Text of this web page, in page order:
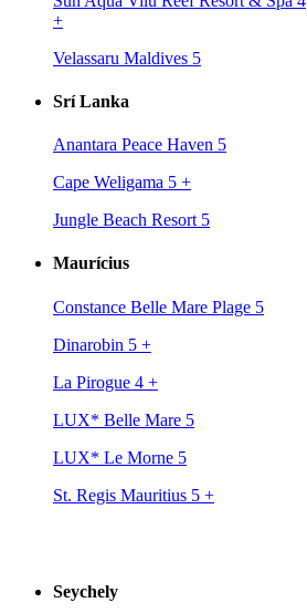
+
Velassaru Maldives 5
Srí Lanka
Anantara Peace Haven 5
Cape Weligama 5 +
Jungle Beach Resort 5
Maurícius
Constance Belle Mare Plage 5
Dinarobin 5 +
La Pirogue 4 +
LUX* Belle Mare 5
LUX* Le Morne 5
St. Regis Mauritius 5 +
Seychely